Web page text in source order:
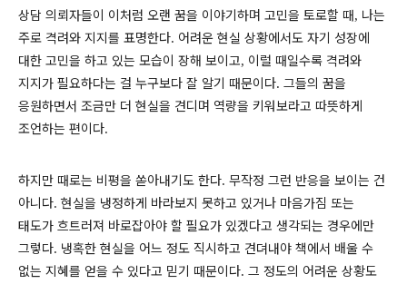
상담 의뢰자들이 이처럼 오랜 꿈을 이야기하며 고민을 토로할 때, 나는
주로 격려와 지지를 표명한다. 어려운 현실 상황에서도 자기 성장에
대한 고민을 하고 있는 모습이 장해 보이고, 이럴 때일수록 격려와
지지가 필요하다는 걸 누구보다 잘 알기 때문이다. 그들의 꿈을
응원하면서 조금만 더 현실을 견디며 역량을 키워보라고 따뜻하게
조언하는 편이다.
하지만 때로는 비평을 쏟아내기도 한다. 무작정 그런 반응을 보이는 건
아니다. 현실을 냉정하게 바라보지 못하고 있거나 마음가짐 또는
태도가 흐트러져 바로잡아야 할 필요가 있겠다고 생각되는 경우에만
그렇다. 냉혹한 현실을 어느 정도 직시하고 견뎌내야 책에서 배울 수
없는 지혜를 얻을 수 있다고 믿기 때문이다. 그 정도의 어려운 상황도